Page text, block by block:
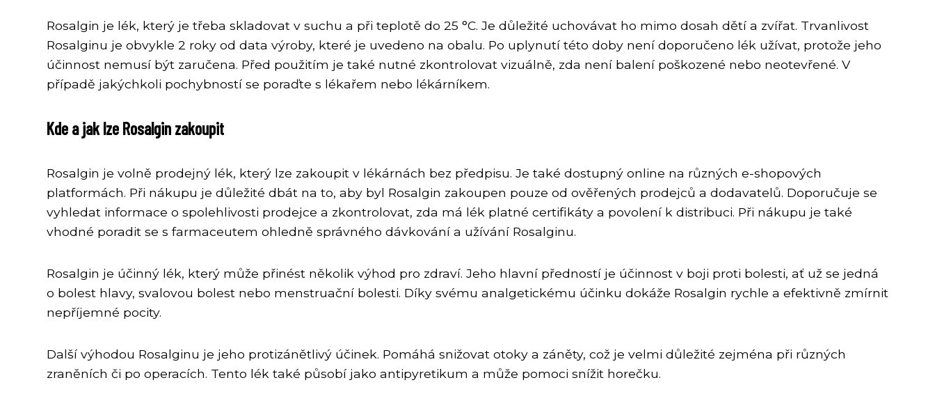
Rosalgin je lék, který je třeba skladovat v suchu a při teplotě do 25 °C. Je důležité uchovávat ho mimo dosah dětí a zvířat. Trvanlivost
Rosalginu je obvykle 2 roky od data výroby, které je uvedeno na obalu. Po uplynutí této doby není doporučeno lék užívat, protože jeho
účinnost nemusí být zaručena. Před použitím je také nutné zkontrolovat vizuálně, zda není balení poškozené nebo neotevřené. V
případě jakýchkoli pochybností se poraďte s lékařem nebo lékárníkem.
Kde a jak lze Rosalgin zakoupit
Rosalgin je volně prodejný lék, který lze zakoupit v lékárnách bez předpisu. Je také dostupný online na různých e-shopových
platformách. Při nákupu je důležité dbát na to, aby byl Rosalgin zakoupen pouze od ověřených prodejců a dodavatelů. Doporučuje se
vyhledat informace o spolehlivosti prodejce a zkontrolovat, zda má lék platné certifikáty a povolení k distribuci. Při nákupu je také
vhodné poradit se s farmaceutem ohledně správného dávkování a užívání Rosalginu.
Rosalgin je účinný lék, který může přinést několik výhod pro zdraví. Jeho hlavní předností je účinnost v boji proti bolesti, ať už se jedná
o bolest hlavy, svalovou bolest nebo menstruační bolesti. Díky svému analgetickému účinku dokáže Rosalgin rychle a efektivně zmírnit
nepříjemné pocity.
Další výhodou Rosalginu je jeho protizánětlivý účinek. Pomáhá snižovat otoky a záněty, což je velmi důležité zejména při různých
zraněních či po operacích. Tento lék také působí jako antipyretikum a může pomoci snížit horečku.